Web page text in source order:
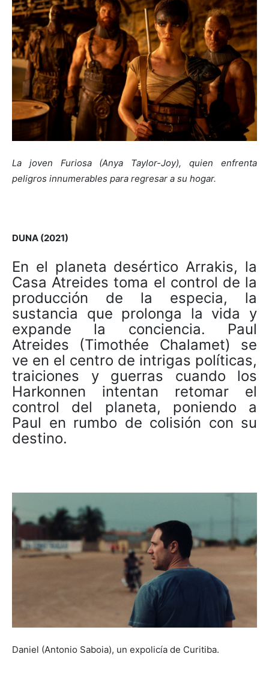
La joven Furiosa (Anya Taylor-Joy), quien enfrenta
peligros innumerables para regresar a su hogar.
DUNA (2021)
En el planeta desértico Arrakis, la
Casa Atreides toma el control de la
producción de la especia, la
sustancia que prolonga la vida y
expande la conciencia. Paul
Atreides (Timothée Chalamet) se
ve en el centro de intrigas políticas,
traiciones y guerras cuando los
Harkonnen intentan retomar el
control del planeta, poniendo a
Paul en rumbo de colisión con su
destino.
Daniel (Antonio Saboia), un expolicía de Curitiba.